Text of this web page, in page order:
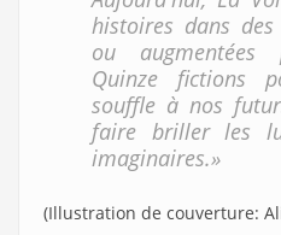
histoires dans
ou augmentées
Quinze fictions
souffle à nos
faire briller les
imaginaires.»
(Illustration de couverture: